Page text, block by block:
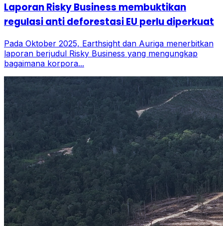
Laporan Risky Business membuktikan
regulasi anti deforestasi EU perlu diperkuat
Pada Oktober 2025, Earthsight dan Auriga menerbitkan
laporan berjudul Risky Business yang mengungkap
bagaimana korpora...